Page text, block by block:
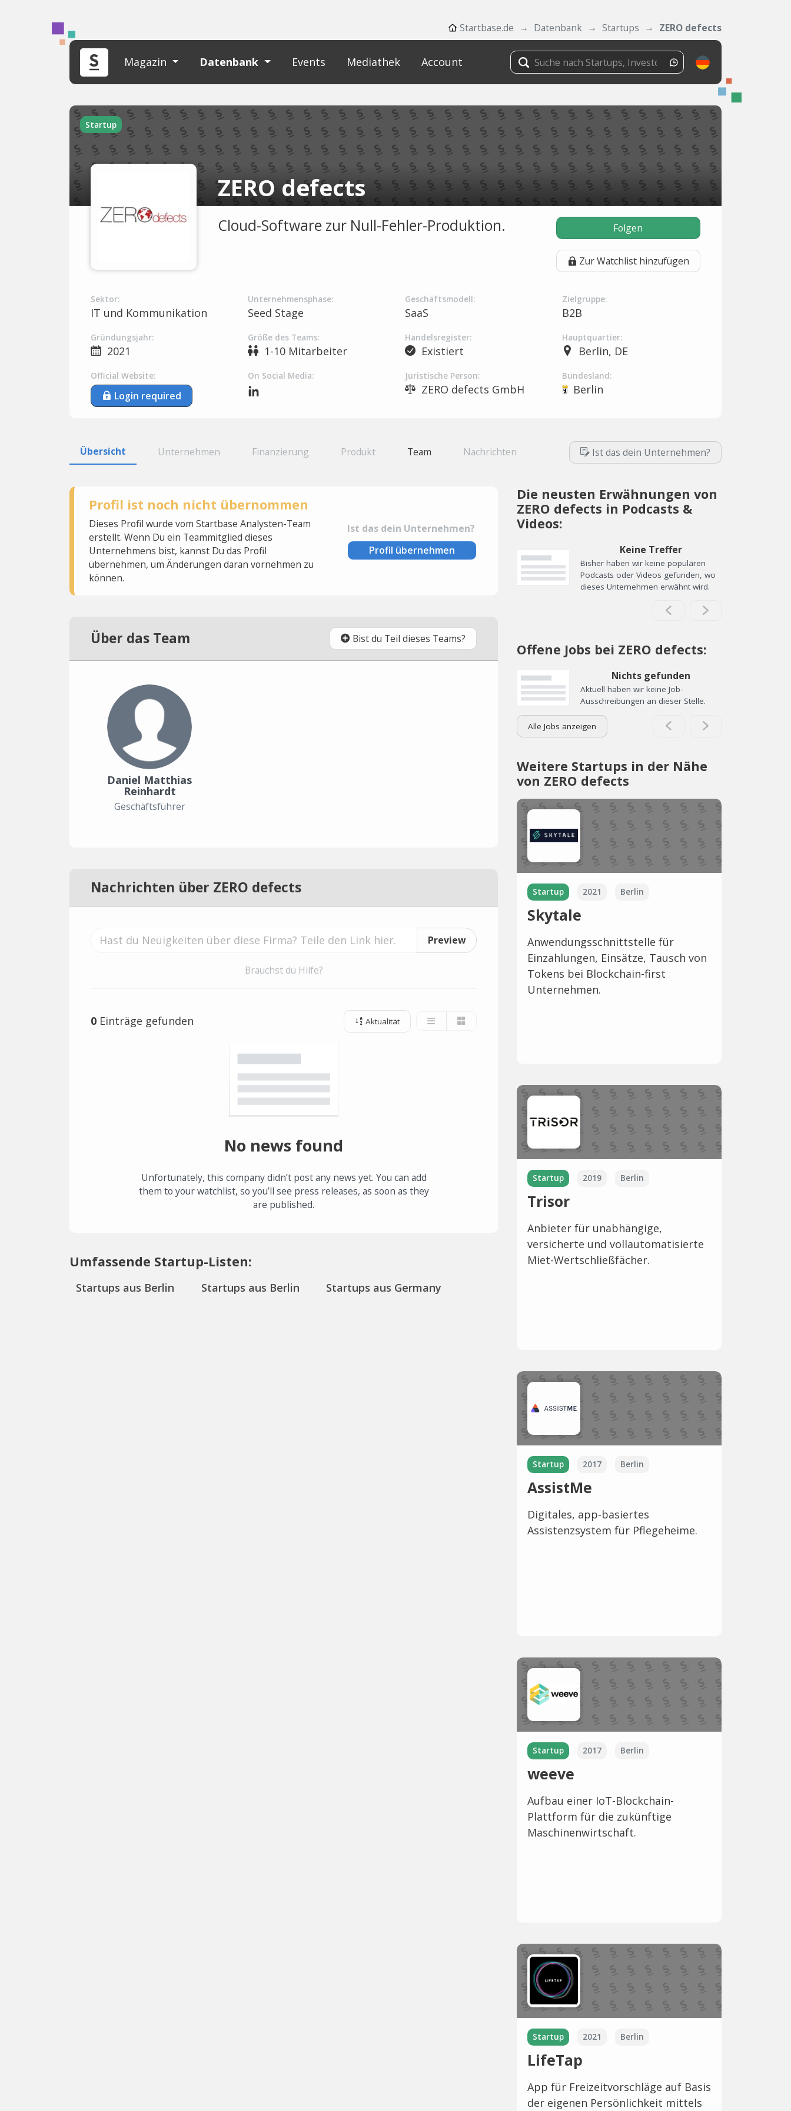
Startbase.de Datenbank Startups ZERO defects
Magazin Datenbank Events Mediathek Account
Startup
ZERO defects
Cloud-Software zur Null-Fehler-Produktion. Folgen
Zur Watchlist hinzufügen
Sektor:
IT und Kommunikation
Unternehmensphase:
Seed Stage
Geschäftsmodell:
SaaS
Zielgruppe:
B2B
Gründungsjahr:
2021
Größe des Teams:
1-10 Mitarbeiter
Handelsregister:
Existiert
Hauptquartier:
Berlin, DE
Official Website:
Login required
On Social Media: Juristische Person:
ZERO defects GmbH
Bundesland:
Berlin
Übersicht Unternehmen Finanzierung Produkt Team Nachrichten Ist das dein Unternehmen?
Profil ist noch nicht übernommen
Dieses Profil wurde vom Startbase Analysten-Team
erstellt. Wenn Du ein Teammitglied dieses
Unternehmens bist, kannst Du das Profil
übernehmen, um Änderungen daran vornehmen zu
können.
Ist das dein Unternehmen?
Profil übernehmen
Über das Team Bist du Teil dieses Teams?
Daniel Matthias
Reinhardt
Geschäftsführer
Nachrichten über ZERO defects
Preview
Brauchst du Hilfe?
0 Einträge gefunden Aktualität
No news found
Unfortunately, this company didn’t post any news yet. You can add
them to your watchlist, so you’ll see press releases, as soon as they
are published.
Umfassende Startup-Listen:
Startups aus Berlin Startups aus Berlin Startups aus Germany
Die neusten Erwähnungen von
ZERO defects in Podcasts &
Videos:
Keine Treffer
Bisher haben wir keine populären
Podcasts oder Videos gefunden, wo
dieses Unternehmen erwähnt wird.
Offene Jobs bei ZERO defects:
Nichts gefunden
Aktuell haben wir keine Job-
Ausschreibungen an dieser Stelle.
Alle Jobs anzeigen
Weitere Startups in der Nähe
von ZERO defects
Startup 2021 Berlin
Skytale
Anwendungsschnittstelle für
Einzahlungen, Einsätze, Tausch von
Tokens bei Blockchain-first
Unternehmen.
Startup 2019 Berlin
Trisor
Anbieter für unabhängige,
versicherte und vollautomatisierte
Miet-Wertschließfächer.
Startup 2017 Berlin
AssistMe
Digitales, app-basiertes
Assistenzsystem für Pflegeheime.
Startup 2017 Berlin
weeve
Aufbau einer IoT-Blockchain-
Plattform für die zukünftige
Maschinenwirtschaft.
Startup 2021 Berlin
LifeTap
App für Freizeitvorschläge auf Basis
der eigenen Persönlichkeit mittels